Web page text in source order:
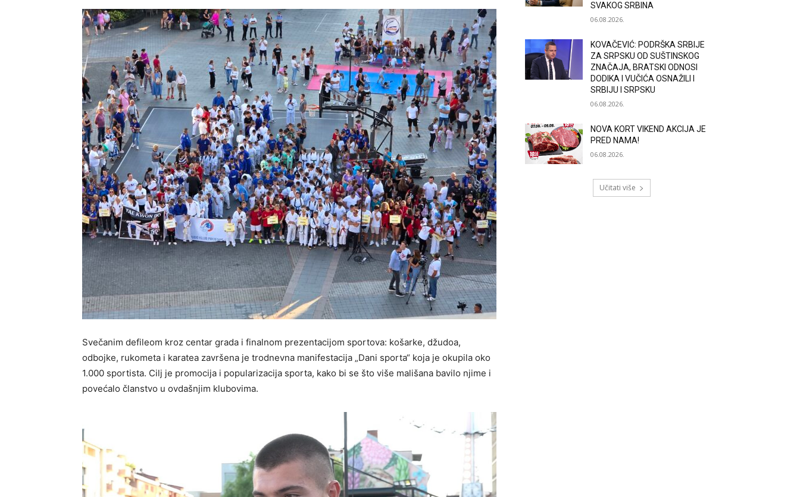
Svečanim defileom kroz centar grada i finalnom prezentacijom sportova: košarke, džudoa,
odbojke, rukometa i karatea završena je trodnevna manifestacija „Dani sporta“ koja je okupila oko
1.000 sportista. Cilj je promocija i popularizacija sporta, kako bi se što više mališana bavilo njime i
povećalo članstvo u ovdašnjim klubovima.
SVAKOG SRBINA
06.08.2026.
KOVAČEVIĆ: PODRŠKA SRBIJE
ZA SRPSKU OD SUŠTINSKOG
ZNAČAJA, BRATSKI ODNOSI
DODIKA I VUČIĆA OSNAŽILI I
SRBIJU I SRPSKU
06.08.2026.
NOVA KORT VIKEND AKCIJA JE
PRED NAMA!
06.08.2026.
Učitati više